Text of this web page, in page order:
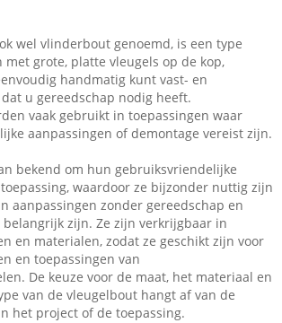
wel vlinderbout genoemd, is een type
grote, platte vleugels op de kop,
handmatig kunt vast- en
u gereedschap nodig heeft.
vaak gebruikt in toepassingen waar
aanpassingen of demontage vereist zijn.
​​bekend om hun gebruiksvriendelijke
waardoor ze bijzonder nuttig zijn
aanpassingen zonder gereedschap en
zijn. Ze zijn verkrijgbaar in
en materialen, zodat ze geschikt zijn voor
en toepassingen van
De keuze voor de maat, het materiaal en
van de vleugelbout hangt af van de
het project of de toepassing.